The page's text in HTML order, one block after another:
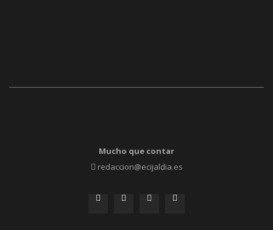
Mucho que contar
redaccion@ecijaldia.es